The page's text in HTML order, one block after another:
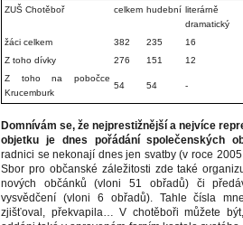
ZUŠ Chotěboř celkem hudební literárně
dramatický
žáci celkem
382 235
16
Z toho dívky
276 151
12
Z toho na pobočce
Krucemburk
54 54 -
Domnívám se, že nejprestižnější a nejvíce
objetku je dnes pořádání společenských
radnici se nekonají dnes jen svatby (v roce
Sbor pro občanské záležitosti zde také
nových občánků (vloni 51 obřadů) či
vysvědčení (vloni 6 obřadů). Tahle čísla
zjišťoval, překvapila… V chotěboři můžete